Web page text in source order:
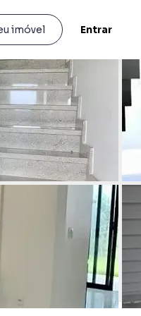
imóvel Entrar